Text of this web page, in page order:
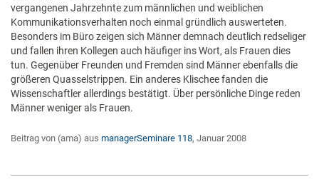
vergangenen Jahrzehnte zum männlichen und weiblichen
Kommunikationsverhalten noch einmal gründlich auswerteten.
Besonders im Büro zeigen sich Männer demnach deutlich redseliger
und fallen ihren Kollegen auch häufiger ins Wort, als Frauen dies
tun. Gegenüber Freunden und Fremden sind Männer ebenfalls die
größeren Quasselstrippen. Ein anderes Klischee fanden die
Wissenschaftler allerdings bestätigt. Über persönliche Dinge reden
Männer weniger als Frauen.
Beitrag von (ama) aus managerSeminare 118, Januar 2008